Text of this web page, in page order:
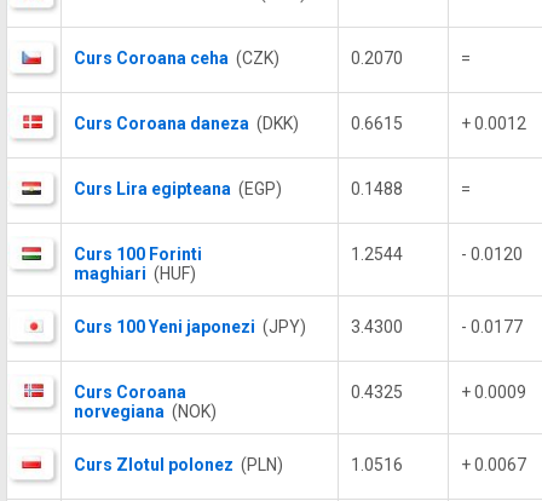
Curs Coroana ceha (CZK) 0.2070 =
Curs Coroana daneza (DKK) 0.6615 + 0.0012
Curs Lira egipteana (EGP) 0.1488 =
Curs 100 Forinti
maghiari (HUF)
1.2544 - 0.0120
Curs 100 Yeni japonezi (JPY) 3.4300 - 0.0177
Curs Coroana
norvegiana (NOK)
0.4325 + 0.0009
Curs Zlotul polonez (PLN) 1.0516 + 0.0067